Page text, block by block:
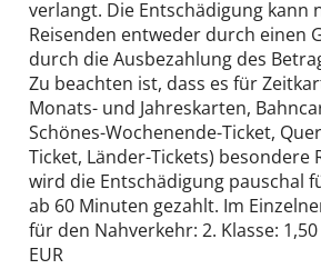
verlangt. Die Entschädigung kann
Reisenden entweder durch einen
durch die Ausbezahlung des
Zu beachten ist, dass es für
Monats- und Jahreskarten,
Schönes-Wochenende-Ticket,
Ticket, Länder-Tickets) besondere
wird die Entschädigung pauschal
ab 60 Minuten gezahlt. Im
für den Nahverkehr: 2. Klasse: 1,50
EUR